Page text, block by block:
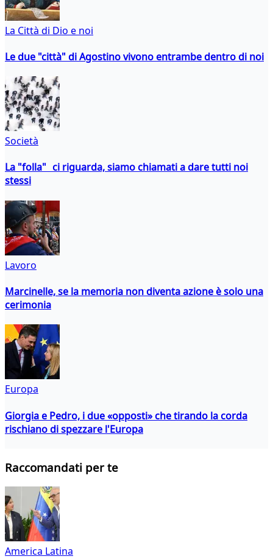
La Città di Dio e noi
Le due "città" di Agostino vivono entrambe dentro di noi
Società
La "folla" ci riguarda, siamo chiamati a dare tutti noi
stessi
Lavoro
Marcinelle, se la memoria non diventa azione è solo una
cerimonia
Europa
Giorgia e Pedro, i due «opposti» che tirando la corda
rischiano di spezzare l'Europa
Raccomandati per te
America Latina